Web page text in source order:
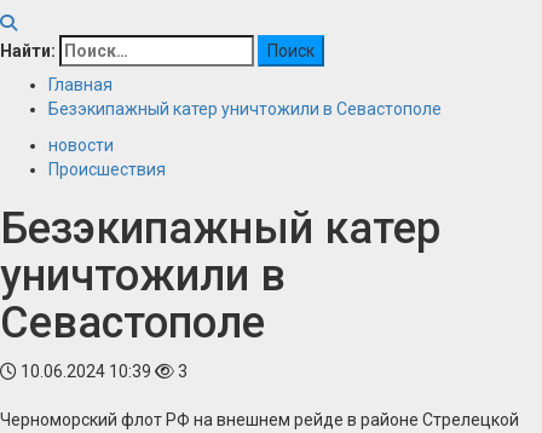
Найти:
Главная
Безэкипажный катер уничтожили в Севастополе
новости
Происшествия
Безэкипажный катер
уничтожили в
Севастополе
10.06.2024 10:39 3
Черноморский флот РФ на внешнем рейде в районе Стрелецкой